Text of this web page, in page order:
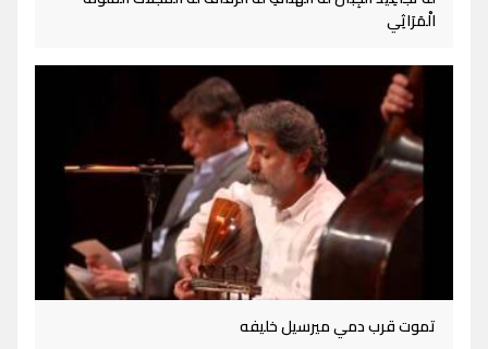
الْمَرَاثِي
تموت قرب دمي ميرسيل خليفه